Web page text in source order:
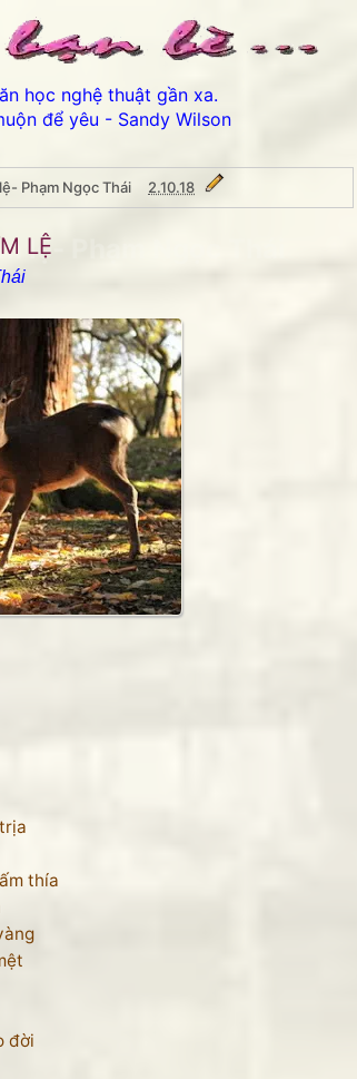
học nghệ thuật gần xa.
để yêu - Sandy Wilson
Phạm Ngọc Thái 2.10.18
lệ- Phạm Ngọc Thái
LỆ
thía
đời
Thân ái chào các bạn đến